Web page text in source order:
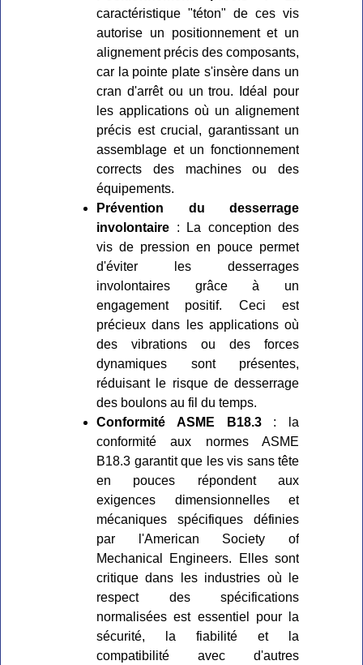
caractéristique "téton" de ces vis
autorise un positionnement et un
alignement précis des composants,
car la pointe plate s'insère dans un
cran d'arrêt ou un trou. Idéal pour
les applications où un alignement
précis est crucial, garantissant un
assemblage et un fonctionnement
corrects des machines ou des
équipements.
Prévention du desserrage
involontaire : La conception des
vis de pression en pouce permet
d'éviter les desserrages
involontaires grâce à un
engagement positif. Ceci est
précieux dans les applications où
des vibrations ou des forces
dynamiques sont présentes,
réduisant le risque de desserrage
des boulons au fil du temps.
Conformité ASME B18.3: la
conformité aux normes ASME
B18.3 garantit que les vis sans tête
en pouces répondent aux
exigences dimensionnelles et
mécaniques spécifiques définies
par l'American Society of
Mechanical Engineers. Elles sont
critique dans les industries où le
respect des spécifications
normalisées est essentiel pour la
sécurité, la fiabilité et la
compatibilité avec d'autres